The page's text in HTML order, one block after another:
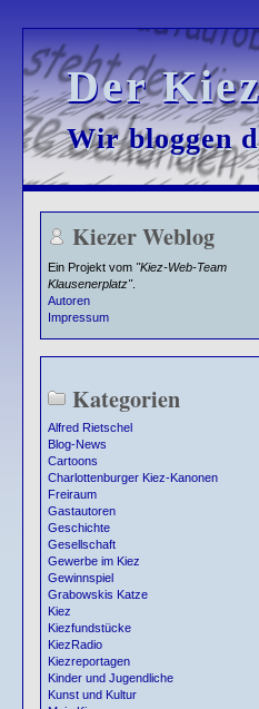
Der
Der
Wir bloggen
Wir bloggen
Kiezer Weblog
Ein Projekt vom "Kiez-Web-Team
Klausenerplatz".
Autoren
Impressum
Kategorien
Alfred Rietschel
Blog-News
Cartoons
Charlottenburger Kiez-Kanonen
Freiraum
Gastautoren
Geschichte
Gesellschaft
Gewerbe im Kiez
Gewinnspiel
Grabowskis Katze
Kiez
Kiezfundstücke
KiezRadio
Kiezreportagen
Kinder und Jugendliche
Kunst und Kultur